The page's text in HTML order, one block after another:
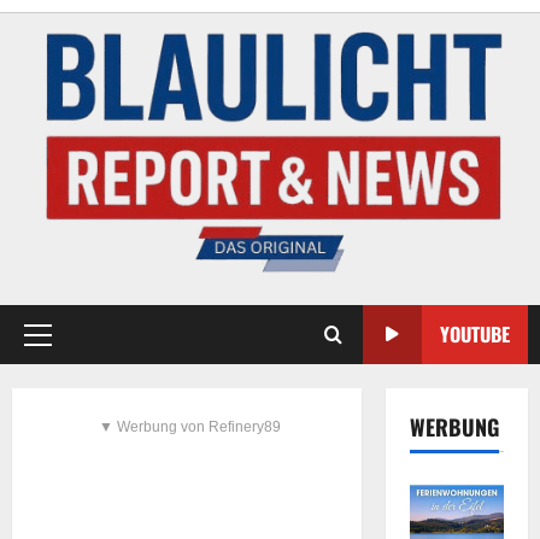
YOUTUBE
▼ Werbung von Refinery89 WERBUNG